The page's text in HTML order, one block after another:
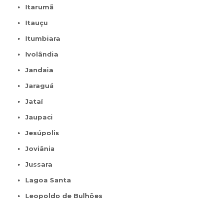
Itarumã
Itauçu
Itumbiara
Ivolândia
Jandaia
Jaraguá
Jataí
Jaupaci
Jesúpolis
Joviânia
Jussara
Lagoa Santa
Leopoldo de Bulhões